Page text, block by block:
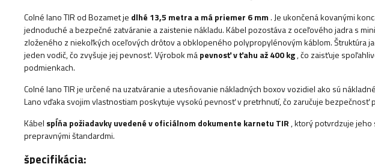
Colné lano TIR od Bozamet je dlhé 13,5 metra a má priemer 6 mm. Je ukončená kovanými
jednoduché a bezpečné zatváranie a zaistenie nákladu. Kábel pozostáva z oceľového jadra s
zloženého z niekoľkých oceľových drôtov a obklopeného polypropylénovým káblom. Štruktúra
jeden vodič, čo zvyšuje jej pevnosť. Výrobok mápevnosť v ťahu až 400 kg, čo zaisťuje
podmienkach.
Colné lano TIR je určené na uzatváranie a utesňovanie nákladných boxov vozidiel ako sú
Lano vďaka svojim vlastnostiam poskytuje vysokú pevnosť v pretrhnutí, čo zaručuje bezpečnosť
Kábel spĺňa požiadavky uvedené v oficiálnom dokumente karnetu TIR , ktorý potvrdzuje
prepravnými štandardmi.
špecifikácia: